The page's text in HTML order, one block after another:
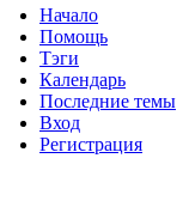
Начало
Помощь
Тэги
Календарь
Последние темы
Вход
Регистрация